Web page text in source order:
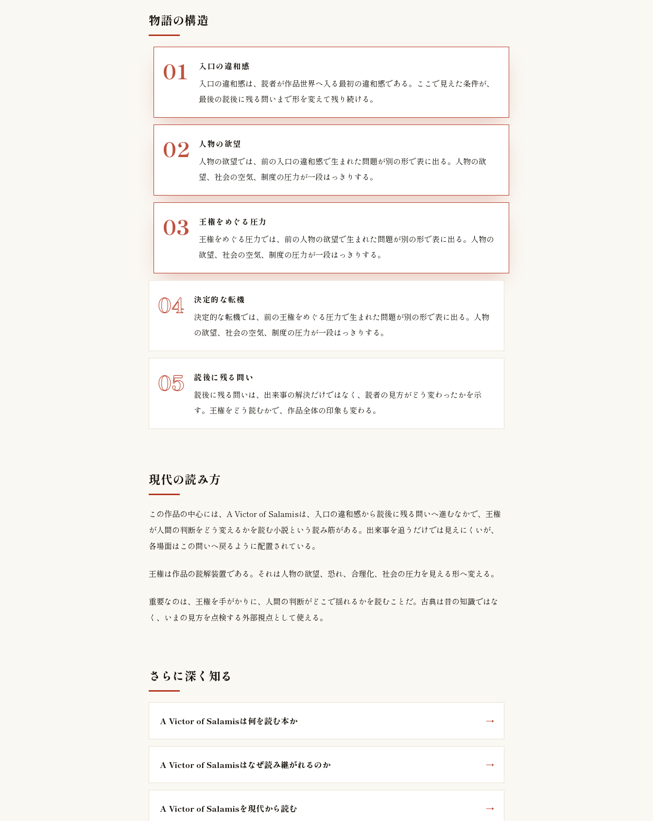
物語の構造
入口の違和感
入口の違和感は、読者が作品世界へ入る最初の違和感である。ここで見えた条件が、
最後の読後に残る問いまで形を変えて残り続ける。
人物の欲望
人物の欲望では、前の入口の違和感で生まれた問題が別の形で表に出る。人物の欲
望、社会の空気、制度の圧力が一段はっきりする。
王権をめぐる圧力
王権をめぐる圧力では、前の人物の欲望で生まれた問題が別の形で表に出る。人物の
欲望、社会の空気、制度の圧力が一段はっきりする。
決定的な転機
決定的な転機では、前の王権をめぐる圧力で生まれた問題が別の形で表に出る。人物
の欲望、社会の空気、制度の圧力が一段はっきりする。
読後に残る問い
読後に残る問いは、出来事の解決だけではなく、読者の見方がどう変わったかを示
す。王権をどう読むかで、作品全体の印象も変わる。
現代の読み方
この作品の中心には、A Victor of Salamisは、入口の違和感から読後に残る問いへ進むなかで、王権
が人間の判断をどう変えるかを読む小説という読み筋がある。出来事を追うだけでは見えにくいが、
各場面はこの問いへ戻るように配置されている。
王権は作品の読解装置である。それは人物の欲望、恐れ、合理化、社会の圧力を見える形へ変える。
重要なのは、王権を手がかりに、人間の判断がどこで揺れるかを読むことだ。古典は昔の知識ではな
く、いまの見方を点検する外部視点として使える。
さらに深く知る
A Victor of Salamisは何を読む本か
A Victor of Salamisはなぜ読み継がれるのか
A Victor of Salamisを現代から読む